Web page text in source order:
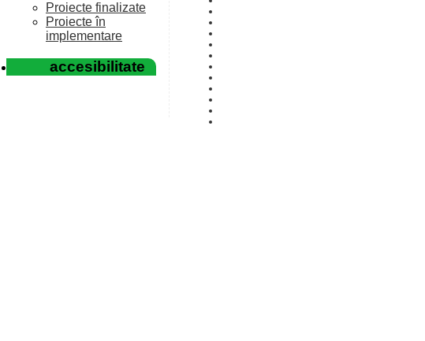
Proiecte finalizate
Proiecte în
implementare
accesibilitate